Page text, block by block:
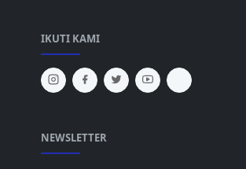
IKUTI KAMI
NEWSLETTER